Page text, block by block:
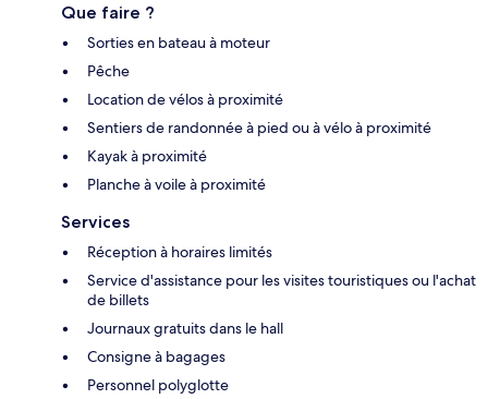
Que faire ?
Sorties en bateau à moteur
Pêche
Location de vélos à proximité
Sentiers de randonnée à pied ou à vélo à proximité
Kayak à proximité
Planche à voile à proximité
Services
Réception à horaires limités
Service d'assistance pour les visites touristiques ou l'achat
de billets
Journaux gratuits dans le hall
Consigne à bagages
Personnel polyglotte